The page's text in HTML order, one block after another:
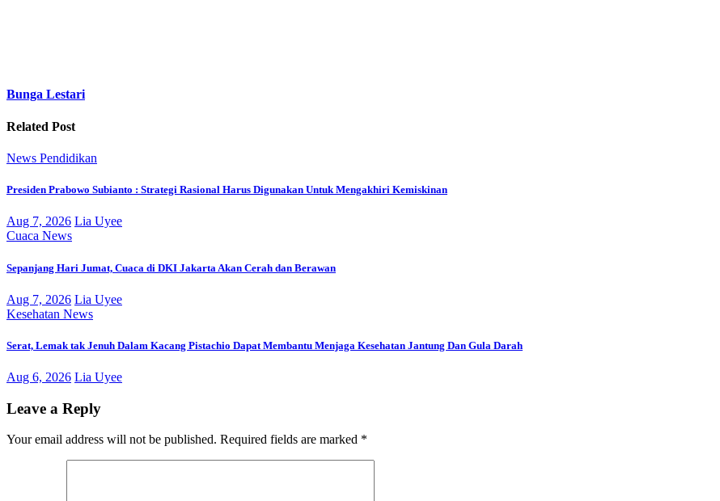
Bunga Lestari
Related Post
News Pendidikan
Presiden Prabowo Subianto : Strategi Rasional Harus Digunakan Untuk Mengakhiri Kemiskinan
Aug 7, 2026 Lia Uyee
Cuaca News
Sepanjang Hari Jumat, Cuaca di DKI Jakarta Akan Cerah dan Berawan
Aug 7, 2026 Lia Uyee
Kesehatan News
Serat, Lemak tak Jenuh Dalam Kacang Pistachio Dapat Membantu Menjaga Kesehatan Jantung Dan Gula Darah
Aug 6, 2026 Lia Uyee
Leave a Reply
Your email address will not be published. Required fields are marked *